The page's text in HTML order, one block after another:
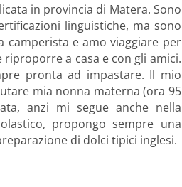
in provincia di Matera. Sono
linguistiche, ma sono
camperista e amo viaggiare per
a casa e con gli amici.
pronta ad impastare. Il mio
mia nonna materna (ora 95
anzi mi segue anche nella
propongo sempre una
di dolci tipici inglesi.